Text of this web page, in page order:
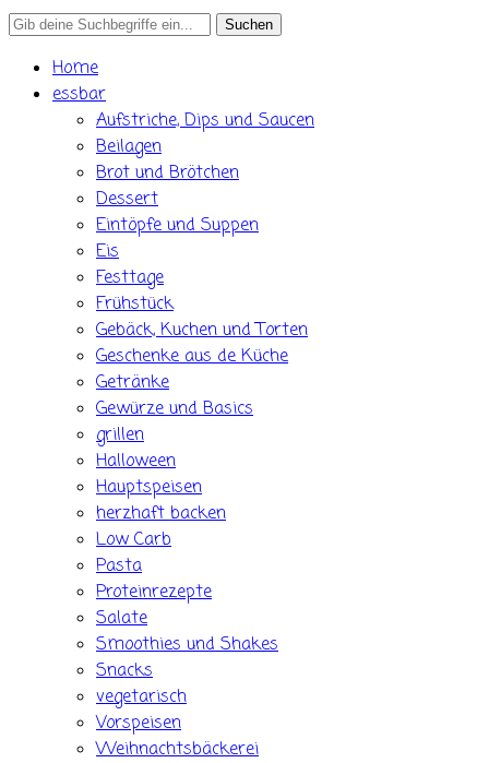
Search
Home
essbar
Aufstriche, Dips und Saucen
Beilagen
Brot und Brötchen
Dessert
Eintöpfe und Suppen
Eis
Festtage
Frühstück
Gebäck, Kuchen und Torten
Geschenke aus de Küche
Getränke
Gewürze und Basics
grillen
Halloween
Hauptspeisen
herzhaft backen
Low Carb
Pasta
Proteinrezepte
Salate
Smoothies und Shakes
Snacks
vegetarisch
Vorspeisen
Weihnachtsbäckerei